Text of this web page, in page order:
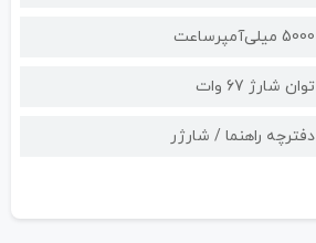
5000 میلی‌آمپرساعت
توان شارژ 67 وات
دفترچه راهنما / شارژر